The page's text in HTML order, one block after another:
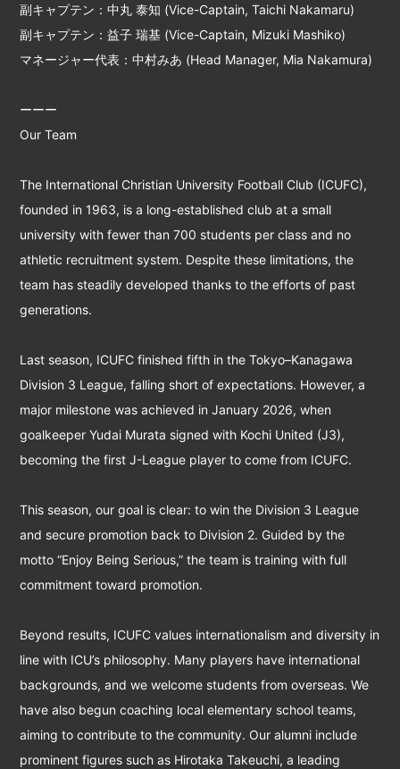
副キャプテン：中丸 泰知 (Vice-Captain, Taichi Nakamaru)
副キャプテン：益子 瑞基 (Vice-Captain, Mizuki Mashiko)
マネージャー代表：中村みあ (Head Manager, Mia Nakamura)
ーーー
Our Team
The International Christian University Football Club (ICUFC),
founded in 1963, is a long-established club at a small
university with fewer than 700 students per class and no
athletic recruitment system. Despite these limitations, the
team has steadily developed thanks to the efforts of past
generations.
Last season, ICUFC finished fifth in the Tokyo–Kanagawa
Division 3 League, falling short of expectations. However, a
major milestone was achieved in January 2026, when
goalkeeper Yudai Murata signed with Kochi United (J3),
becoming the first J-League player to come from ICUFC.
This season, our goal is clear: to win the Division 3 League
and secure promotion back to Division 2. Guided by the
motto “Enjoy Being Serious,” the team is training with full
commitment toward promotion.
Beyond results, ICUFC values internationalism and diversity in
line with ICU’s philosophy. Many players have international
backgrounds, and we welcome students from overseas. We
have also begun coaching local elementary school teams,
aiming to contribute to the community. Our alumni include
prominent figures such as Hirotaka Takeuchi, a leading